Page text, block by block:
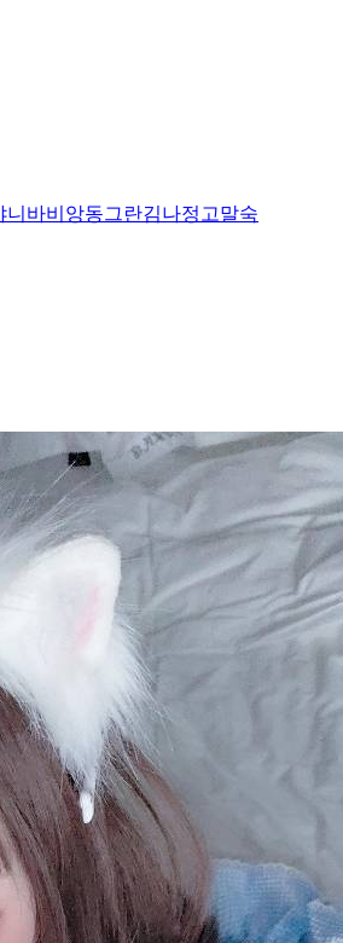
니 바비앙동그란김나정 고말숙